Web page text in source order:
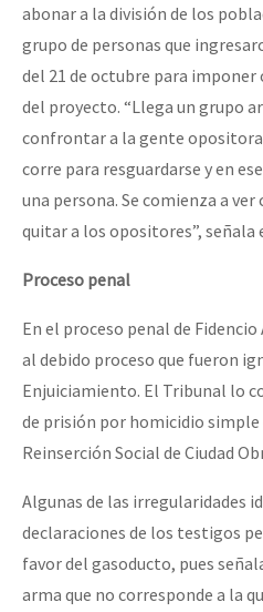
abonar a la división de los
grupo de personas que
del 21 de octubre para
del proyecto. “Llega un grupo
confrontar a la gente
corre para resguardarse y en
una persona. Se comienza a
quitar a los opositores”,
Proceso penal
En el proceso penal de
al debido proceso que fueron
Enjuiciamiento. El Tribunal lo
de prisión por homicidio
Reinserción Social de Ciudad
Algunas de las irregularidades
declaraciones de los testigos
favor del gasoducto, pues
arma que no corresponde a la